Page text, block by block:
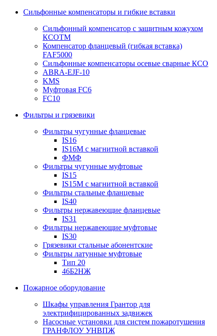
Сильфонные компенсаторы и гибкие вставки
Сильфонный компенсатор с защитным кожухом
КСОТM
Компенсатор фланцевый (гибкая вставка)
FAF5000
Сильфонные компенсаторы осевые сварные КСО
ABRA-EJF-10
KMS
Муфтовая FC6
FC10
Фильтры и грязевики
Фильтры чугунные фланцевые
IS16
IS16M с магнитной вставкой
ФМФ
Фильтры чугунные муфтовые
IS15
IS15M c магнитной вставкой
Фильтры стальные фланцевые
IS40
Фильтры нержавеющие фланцевые
IS31
Фильтры нержавеющие муфтовые
IS30
Грязевики стальные абонентские
Фильтры латунные муфтовые
Тип 20
46Б2НЖ
Пожарное оборудование
Шкафы управления Грантор для
электрифицированных задвижек
Насосные установки для систем пожаротушения
ГРАНФЛОУ УНВПЖ